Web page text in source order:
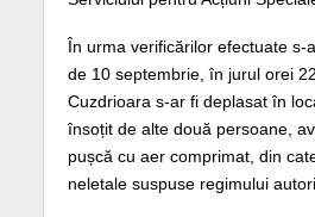
În urma verificărilor efectuate s-
de 10 septembrie, în jurul orei
Cuzdrioara s-ar fi deplasat în
însoțit de alte două persoane,
pușcă cu aer comprimat, din
neletale suspuse regimului